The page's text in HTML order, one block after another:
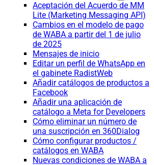
Aceptación del Acuerdo de MM
Lite (Marketing Messaging API)
Cambios en el modelo de pago
de WABA a partir del 1 de julio
de 2025
Mensajes de inicio
Editar un perfil de WhatsApp en
el gabinete RadistWeb
Añadir catálogos de productos a
Facebook
Añadir una aplicación de
catálogo a Meta for Developers
Cómo eliminar un número de
una suscripción en 360Dialog
Cómo configurar productos /
catálogos en WABA
Nuevas condiciones de WABA a